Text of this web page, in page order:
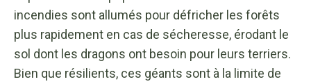
incendies sont allumés pour défricher les forêts
plus rapidement en cas de sécheresse, érodant le
sol dont les dragons ont besoin pour leurs terriers.
Bien que résilients, ces géants sont à la limite de